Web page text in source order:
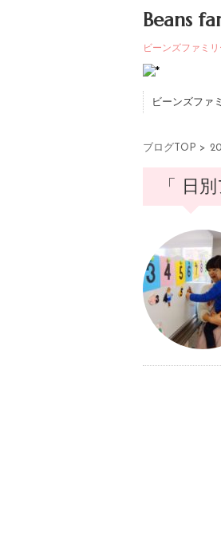
Beans
ビーンズファミ
ビーンズファ
ブログTOP >
「 日